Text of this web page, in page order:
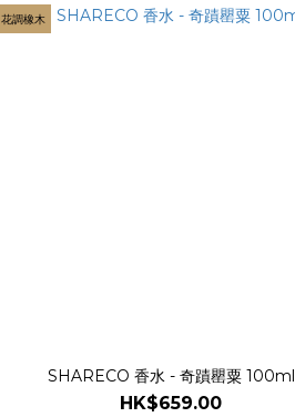
花調橡木
SHARECO 香水 - 奇蹟罌粟 100ml
HK$659.00